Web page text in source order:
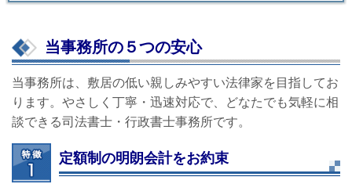
当事務所の５つの安心
当事務所は、敷居の低い親しみやすい法律家を目指してお
ります。やさしく丁寧・迅速対応で、どなたでも気軽に相
談できる司法書士・行政書士事務所です。
定額制の明朗会計をお約束